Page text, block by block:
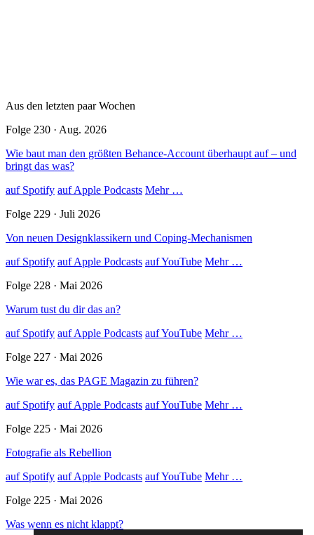
Aus den letzten paar Wochen
Folge 230 · Aug. 2026
Wie baut man den größten Behance-Account überhaupt auf – und
bringt das was?
auf Spotify auf Apple Podcasts Mehr …
Folge 229 · Juli 2026
Von neuen Designklassikern und Coping-Mechanismen
auf Spotify auf Apple Podcasts auf YouTube Mehr …
Folge 228 · Mai 2026
Warum tust du dir das an?
auf Spotify auf Apple Podcasts auf YouTube Mehr …
Folge 227 · Mai 2026
Wie war es, das PAGE Magazin zu führen?
auf Spotify auf Apple Podcasts auf YouTube Mehr …
Folge 225 · Mai 2026
Fotografie als Rebellion
auf Spotify auf Apple Podcasts auf YouTube Mehr …
Folge 225 · Mai 2026
Was wenn es nicht klappt?